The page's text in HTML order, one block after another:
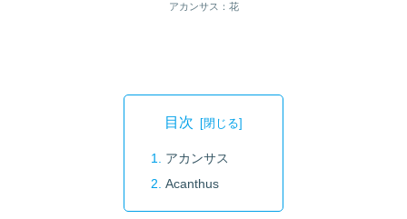
アカンサス：花
目次
アカンサス
Acanthus